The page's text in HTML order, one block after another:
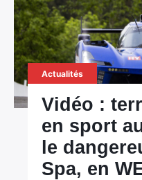
Actualités
Vidéo :
en sport
le
Spa, en